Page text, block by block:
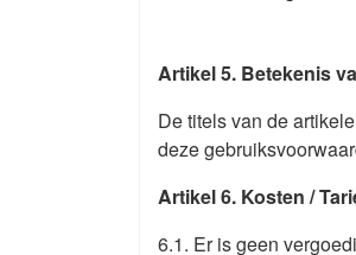
Artikel 5. Betekenis
De titels van de
deze
Artikel 6. Kosten /
6.1. Er is geen